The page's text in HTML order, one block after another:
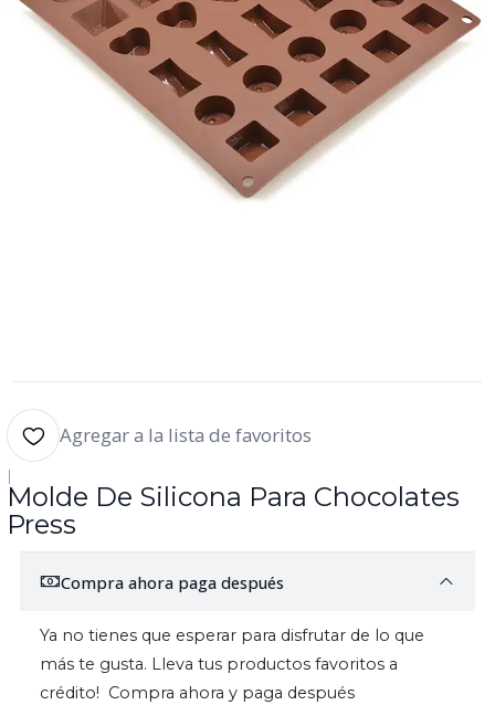
Agregar a la lista de favoritos
|
Molde De Silicona Para Chocolates
Press
Compra ahora paga después
Ya no tienes que esperar para disfrutar de lo que
más te gusta. Lleva tus productos favoritos a
crédito! Compra ahora y paga después